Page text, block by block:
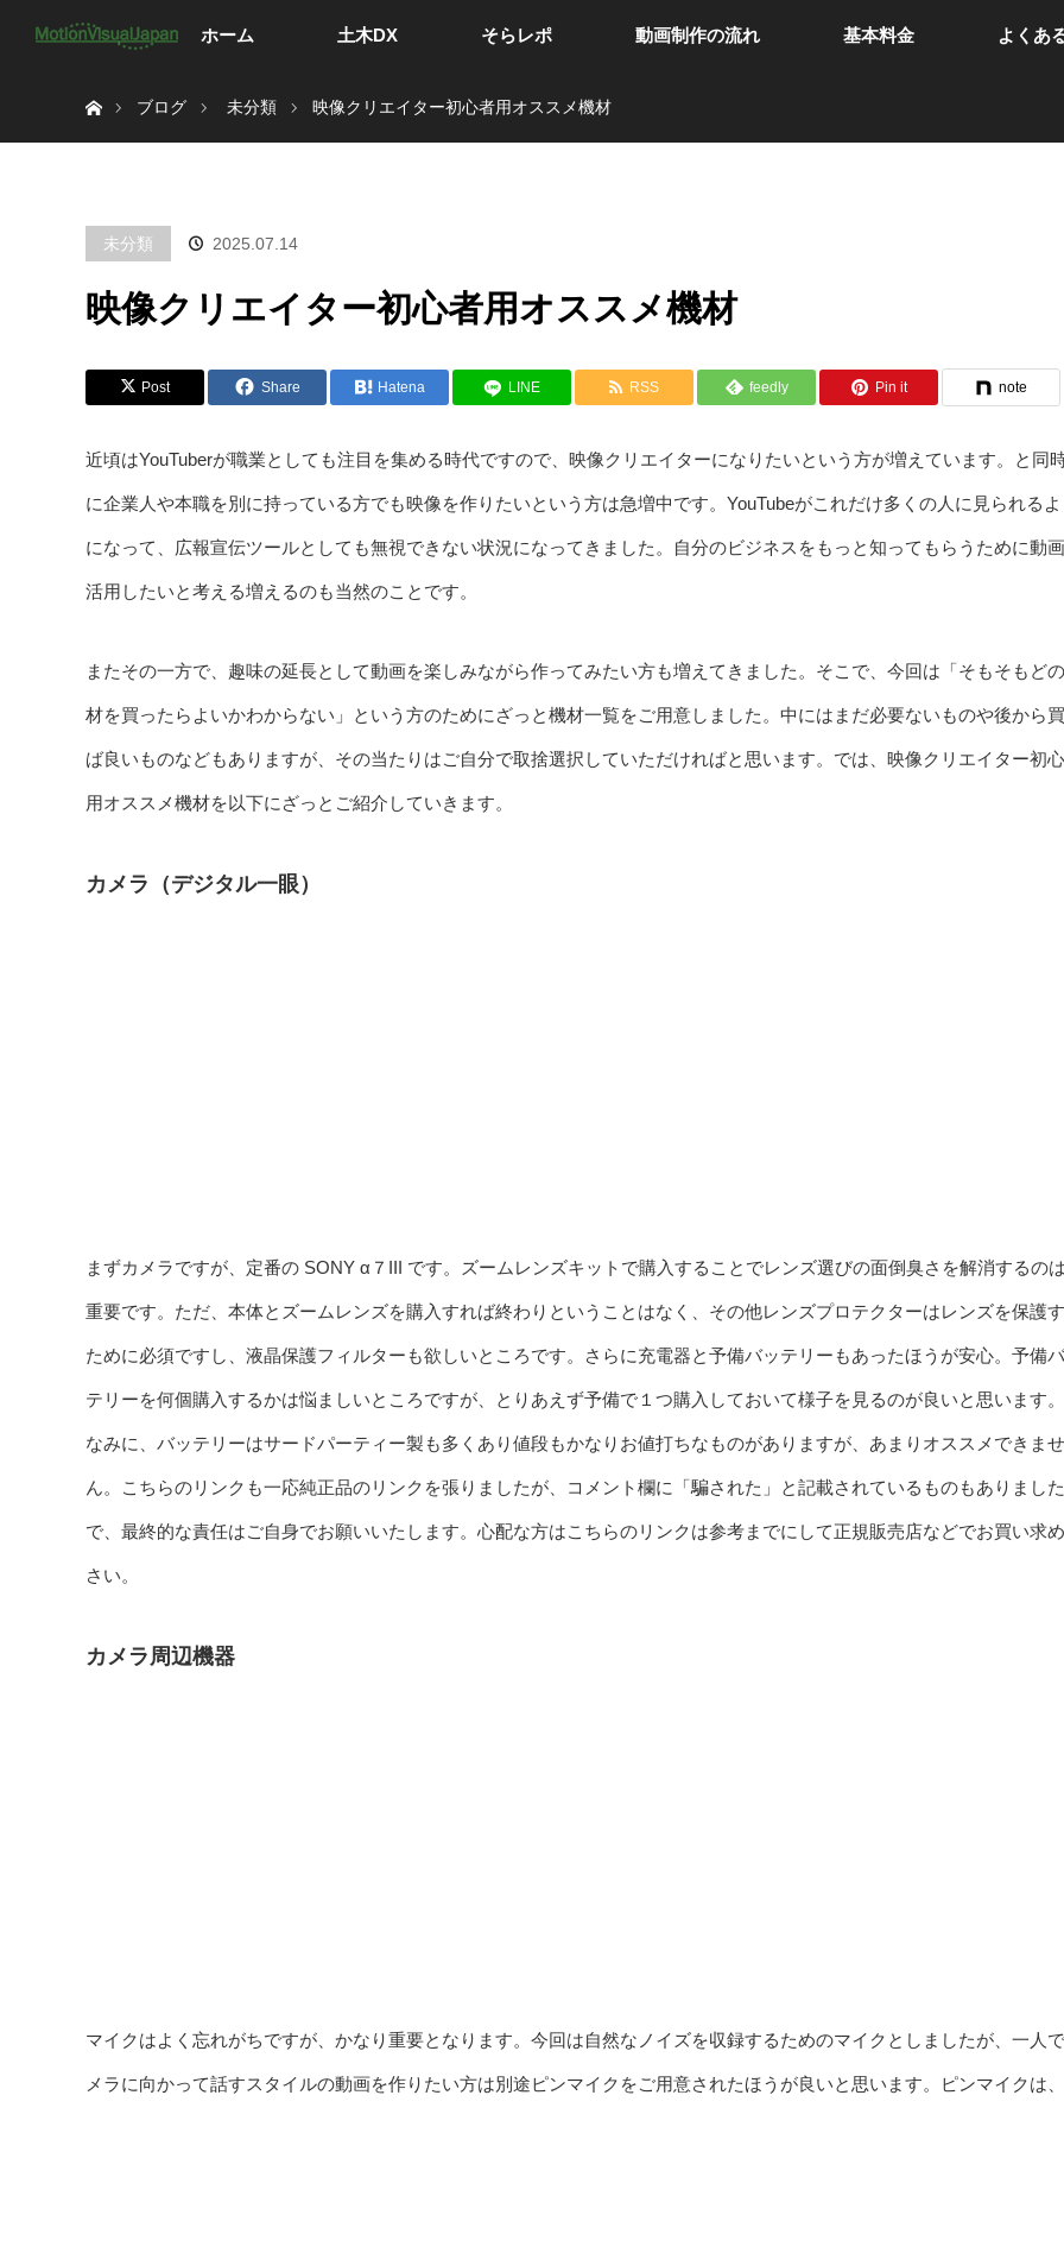
ホーム 土木DX そらレポ 動画制作の流れ 基本料金 よくあ
ブログ
未分類 映像クリエイター初心者用オススメ機材
未分類 2025.07.14
映像クリエイター初心者用オススメ機材
Post Share Hatena LINE RSS feedly Pin it note
近頃はYouTuberが職業としても注目を集める時代ですので、映像クリエイターになりたいという方が増えています。と同
に企業人や本職を別に持っている方でも映像を作りたいという方は急増中です。YouTubeがこれだけ多くの人に見られる
になって、広報宣伝ツールとしても無視できない状況になってきました。自分のビジネスをもっと知ってもらうために動
活用したいと考える増えるのも当然のことです。
またその一方で、趣味の延長として動画を楽しみながら作ってみたい方も増えてきました。そこで、今回は「そもそもど
材を買ったらよいかわからない」という方のためにざっと機材一覧をご用意しました。中にはまだ必要ないものや後から
ば良いものなどもありますが、その当たりはご自分で取捨選択していただければと思います。では、映像クリエイター初
用オススメ機材を以下にざっとご紹介していきます。
カメラ（デジタル一眼）
まずカメラですが、定番の SONY α７III です。ズームレンズキットで購入することでレンズ選びの面倒臭さを解消するの
重要です。ただ、本体とズームレンズを購入すれば終わりということはなく、その他レンズプロテクターはレンズを保護
ために必須ですし、液晶保護フィルターも欲しいところです。さらに充電器と予備バッテリーもあったほうが安心。予備
テリーを何個購入するかは悩ましいところですが、とりあえず予備で１つ購入しておいて様子を見るのが良いと思います
なみに、バッテリーはサードパーティー製も多くあり値段もかなりお値打ちなものがありますが、あまりオススメできませ
ん。こちらのリンクも一応純正品のリンクを張りましたが、コメント欄に「騙された」と記載されているものもありまし
で、最終的な責任はご自身でお願いいたします。心配な方はこちらのリンクは参考までにして正規販売店などでお買い求
さい。
カメラ周辺機器
マイクはよく忘れがちですが、かなり重要となります。今回は自然なノイズを収録するためのマイクとしましたが、一人
メラに向かって話すスタイルの動画を作りたい方は別途ピンマイクをご用意されたほうが良いと思います。ピンマイクは、